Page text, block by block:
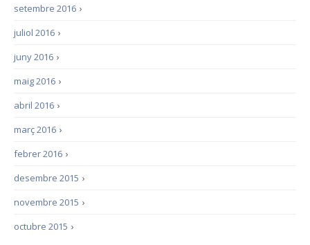
›
setembre 2016
›
juliol 2016
›
juny 2016
›
maig 2016
›
abril 2016
›
març 2016
›
febrer 2016
›
desembre 2015
›
novembre 2015
›
octubre 2015